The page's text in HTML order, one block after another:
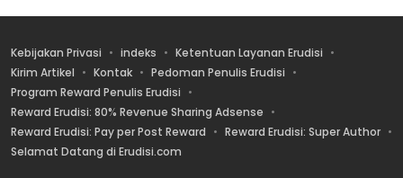
Kebijakan Privasi indeks
Ketentuan Layanan Erudisi
Kirim Artikel
Kontak
Pedoman Penulis Erudisi
Program Reward Penulis Erudisi
Reward Erudisi: 80% Revenue Sharing Adsense
Reward Erudisi: Pay per Post Reward
Reward Erudisi: Super Author
Selamat Datang di Erudisi.com